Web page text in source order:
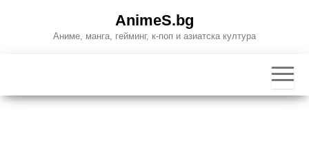
AnimeS.bg
Аниме, манга, гейминг, к-поп и азиатска култура